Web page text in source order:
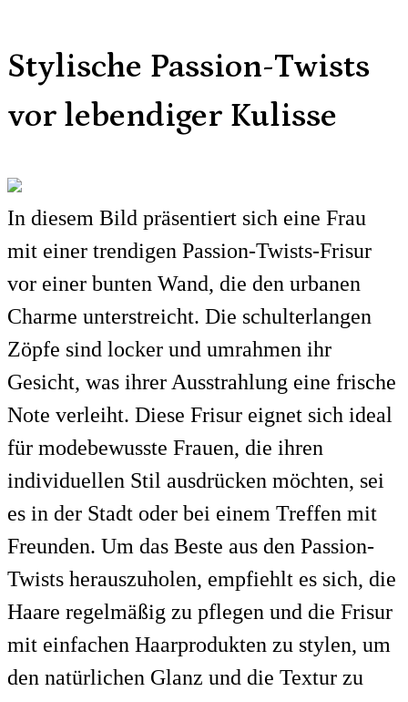
Stylische Passion-Twists
vor lebendiger Kulisse
In diesem Bild präsentiert sich eine Frau
mit einer trendigen Passion-Twists-Frisur
vor einer bunten Wand, die den urbanen
Charme unterstreicht. Die schulterlangen
Zöpfe sind locker und umrahmen ihr
Gesicht, was ihrer Ausstrahlung eine frische
Note verleiht. Diese Frisur eignet sich ideal
für modebewusste Frauen, die ihren
individuellen Stil ausdrücken möchten, sei
es in der Stadt oder bei einem Treffen mit
Freunden. Um das Beste aus den Passion-
Twists herauszuholen, empfiehlt es sich, die
Haare regelmäßig zu pflegen und die Frisur
mit einfachen Haarprodukten zu stylen, um
den natürlichen Glanz und die Textur zu